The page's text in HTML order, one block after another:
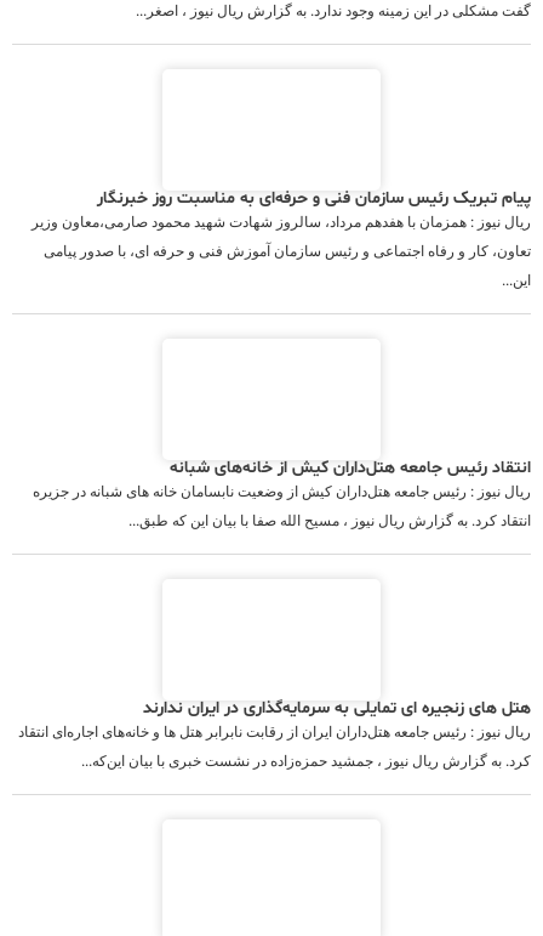
گفت مشکلی در این زمینه وجود ندارد. به گزارش ریال نیوز ، اصغر...
پیام تبریک رئیس سازمان فنی و حرفه‌ای به مناسبت روز خبرنگار
ریال نیوز : همزمان با هفدهم مرداد، سالروز شهادت شهید محمود صارمی،معاون وزیر
تعاون، کار و رفاه اجتماعی و رئیس سازمان آموزش فنی و حرفه ای، با صدور پیامی
این...
انتقاد رئیس جامعه هتل‌داران کیش از خانه‌های شبانه
ریال نیوز : رئیس جامعه هتل‌داران کیش از وضعیت نابسامان خانه های شبانه در جزیره
انتقاد کرد. به گزارش ریال نیوز ، مسیح الله صفا با بیان این که طبق...
هتل های زنجیره ای تمایلی به سرمایه‌گذاری در ایران ندارند
ریال نیوز : رئیس جامعه هتل‌داران ایران از رقابت نابرابر هتل ها و خانه‌های اجاره‌ای انتقاد
کرد. به گزارش ریال نیوز ، جمشید حمزه‌زاده در نشست خبری با بیان این‌که...